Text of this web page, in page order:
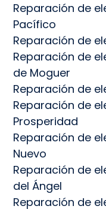
Reparación de
Pacífico
Reparación de
Reparación de
de Moguer
Reparación de
Reparación de
Prosperidad
Reparación de
Nuevo
Reparación de
del Ángel
Reparación de